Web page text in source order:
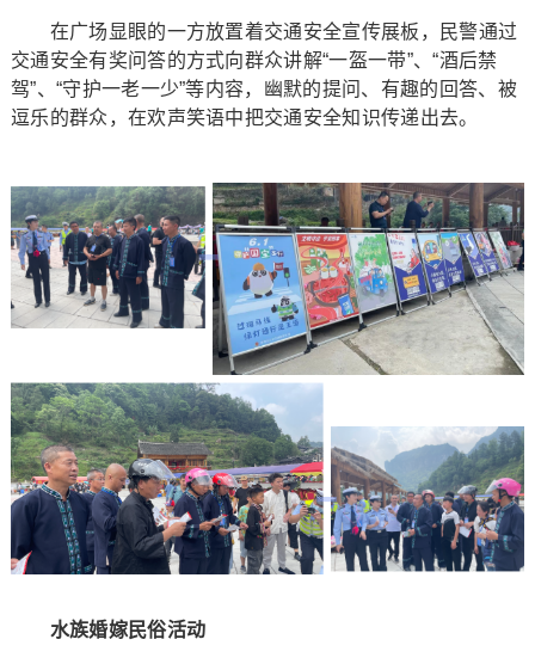
在广场显眼的一方放置着交通安全宣传展板，民警通过
交通安全有奖问答的方式向群众讲解“一盔一带”、“酒后禁
驾”、“守护一老一少”等内容，幽默的提问、有趣的回答、被
逗乐的群众，在欢声笑语中把交通安全知识传递出去。
水族婚嫁民俗活动